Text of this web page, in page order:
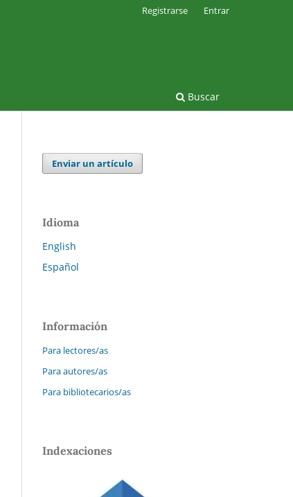
Buscar
Registrarse Entrar
Enviar un artículo
Idioma
English
Español
Información
Para lectores/as
Para autores/as
Para bibliotecarios/as
Indexaciones